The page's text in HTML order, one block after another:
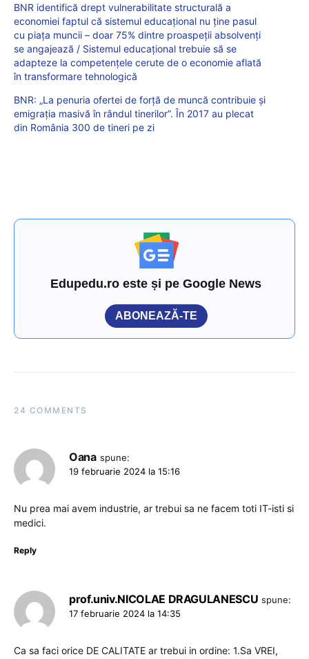
BNR identifică drept vulnerabilitate structurală a
economiei faptul că sistemul educațional nu ține pasul
cu piața muncii – doar 75% dintre proaspeții absolvenți
se angajează / Sistemul educațional trebuie să se
adapteze la competențele cerute de o economie aflată
în transformare tehnologică
BNR: „La penuria ofertei de forță de muncă contribuie și
emigrația masivă în rândul tinerilor”. În 2017 au plecat
din România 300 de tineri pe zi
Edupedu.ro este și pe Google News
ABONEAZĂ-TE
24 COMMENTS
Oana spune:
19 februarie 2024 la 15:16
Nu prea mai avem industrie, ar trebui sa ne facem toti IT-isti si
medici.
Reply
prof.univ.NICOLAE DRAGULANESCU spune:
17 februarie 2024 la 14:35
Ca sa faci orice DE CALITATE ar trebui in ordine: 1.Sa VREI,